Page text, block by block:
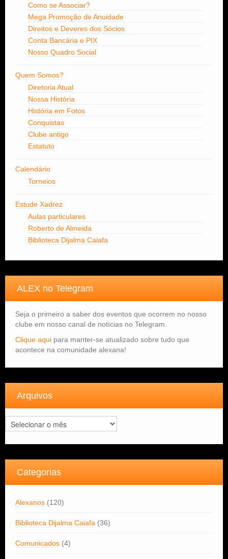
Como se Associar?
Mega Promoção de Anuidade
Direitos e Deveres dos Sócios
Conta Bancária e PIX
Nosso Quadro Social
Quem Somos?
Diretoria Atual
Nossa História
História em Fotos
Conquistas
Clube antigo
Estatuto
Calendário
Torneios
Estude Xadrez
Aulas particulares
Roberto de Almeida
Biblioteca Dijalma Caiafa
ALEX no Telegram
Seja o primeiro a saber dos eventos que ocorrem no nosso
clube em nosso canal de notícias no Telegram.
Clique aqui para manter-se atualizado sobre tudo que
acontece na comunidade alexana!
Arquivos
Arquivos
Categorias
Alexanos (120)
Biblioteca Dijalma Caiafa (36)
Comunicados (4)